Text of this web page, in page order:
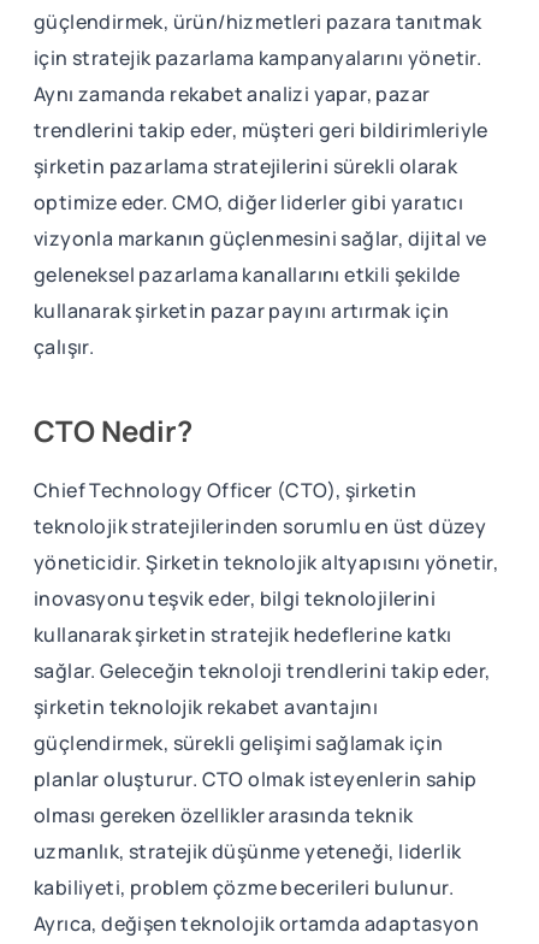
güçlendirmek, ürün/hizmetleri pazara tanıtmak
için stratejik pazarlama kampanyalarını yönetir.
Aynı zamanda rekabet analizi yapar, pazar
trendlerini takip eder, müşteri geri bildirimleriyle
şirketin pazarlama stratejilerini sürekli olarak
optimize eder. CMO, diğer liderler gibi yaratıcı
vizyonla markanın güçlenmesini sağlar, dijital ve
geleneksel pazarlama kanallarını etkili şekilde
kullanarak şirketin pazar payını artırmak için
çalışır.
CTO Nedir?
Chief Technology Officer (CTO), şirketin
teknolojik stratejilerinden sorumlu en üst düzey
yöneticidir. Şirketin teknolojik altyapısını yönetir,
inovasyonu teşvik eder, bilgi teknolojilerini
kullanarak şirketin stratejik hedeflerine katkı
sağlar. Geleceğin teknoloji trendlerini takip eder,
şirketin teknolojik rekabet avantajını
güçlendirmek, sürekli gelişimi sağlamak için
planlar oluşturur. CTO olmak isteyenlerin sahip
olması gereken özellikler arasında teknik
uzmanlık, stratejik düşünme yeteneği, liderlik
kabiliyeti, problem çözme becerileri bulunur.
Ayrıca, değişen teknolojik ortamda adaptasyon